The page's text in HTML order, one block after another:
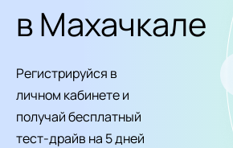
в Махачкале
Регистрируйся в
личном кабинете и
получай бесплатный
тест-драйв на 5 дней